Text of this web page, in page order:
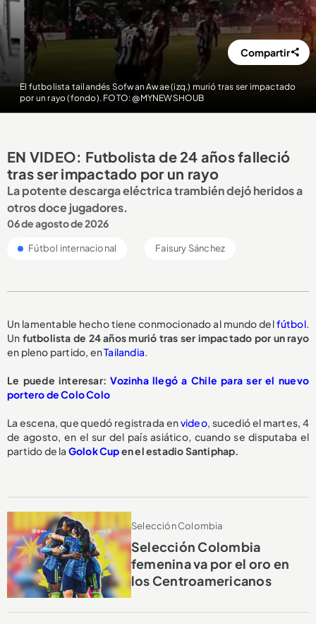
El futbolista tailandés Sofwan Awae (izq.) murió tras ser impactado
por un rayo (fondo). FOTO: @MYNEWSHOUB
Compartir
EN VIDEO: Futbolista de 24 años falleció
tras ser impactado por un rayo
La potente descarga eléctrica trambién dejó heridos a
otros doce jugadores.
06 de agosto de 2026
Fútbol internacional Faisury Sánchez
Un lamentable hecho tiene conmocionado al mundo delfútbol.
Un futbolista de 24 añosmurió tras ser impactado por un rayo
en pleno partido, enTailandia.
Le puede interesar:Vozinha llegó a Chile para ser el nuevo
portero de Colo Colo
La escena, que quedó registrada envideo, sucedió el martes, 4
de agosto, en el sur del país asiático, cuando se disputaba el
partido de la Golok Cupen el estadio Santiphap.
Selección Colombia
Selección Colombia
femenina va por el oro en
los Centroamericanos